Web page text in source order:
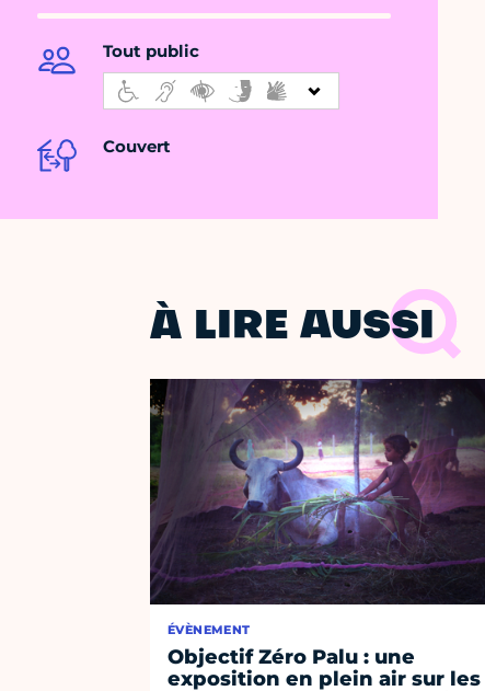
Tout public
Couvert
À LIRE AUSSI
ÉVÈNEMENT
Objectif Zéro Palu : une
exposition en plein air sur les